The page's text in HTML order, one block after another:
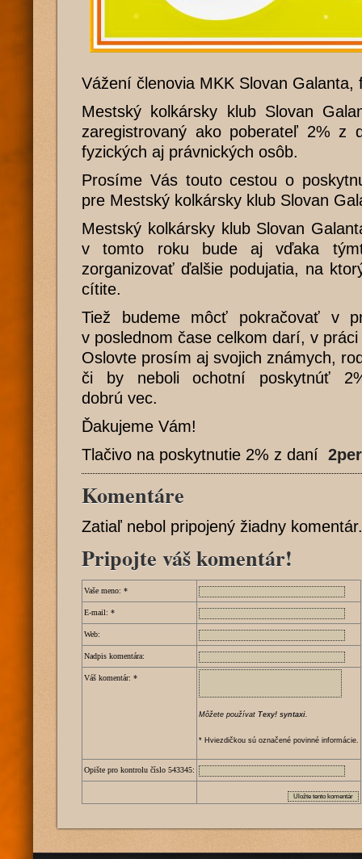
Vážení členovia MKK Slovan Galanta,
Mestský kolkársky klub Slovan
zaregistrovaný ako poberateľ 2% z
fyzických aj právnických osôb.
Prosíme Vás touto cestou o
pre Mestský kolkársky klub Slovan
Mestský kolkársky klub Slovan
v tomto roku bude aj vďaka
zorganizovať ďalšie podujatia, na
cítite.
Tiež budeme môcť pokračovať v
v poslednom čase celkom darí, v
Oslovte prosím aj svojich známych,
či by neboli ochotní poskytnúť
dobrú vec.
Ďakujeme Vám!
Tlačivo na poskytnutie 2% z daní
Komentáre
Zatiaľ nebol pripojený žiadny
Pripojte váš komentár!
Vaše meno: *
E-mail: *
Web:
Nadpis komentára:
Váš komentár: *
Môžete používat Texy! syntaxi.
* Hviezdičkou sú označené povinné informácie.
Opište pro kontrolu číslo 543345: